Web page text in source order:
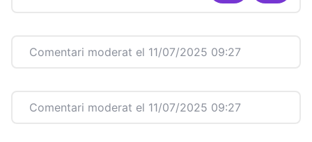
Comentari moderat el 11/07/2025 09:27
Comentari moderat el 11/07/2025 09:27